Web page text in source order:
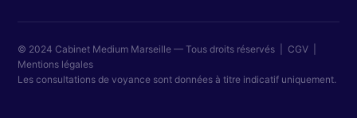
© 2024 Cabinet Medium Marseille — Tous droits réservés |CGV
Mentions légales
Les consultations de voyance sont données à titre indicatif uniquement.